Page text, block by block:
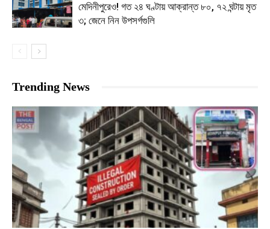
মেদিনীপুরেও! গত ২৪ ঘণ্টায় আক্রান্ত ৮০, ৭২ ঘন্টায় মৃত
৩; জেনে নিন উপসর্গগুলি
Trending News